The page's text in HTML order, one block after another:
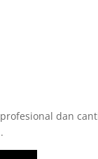
dan
.